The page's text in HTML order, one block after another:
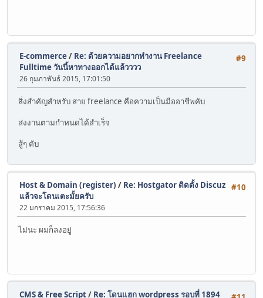
#9
E-commerce/ Re: ด้วยความอยากทำงาน Freelance
Fulltime วันนี้หาทางออกได้แล้วววว
26 กุมภาพันธ์ 2015, 17:01:50
สิ่งสำคัญสำหรับ สาย freelance คือความเป็นมืออาชีพคับ
ส่งงานตามกำหนดได้สำเร็จ
สู้ๆ คับ
#10
Host & Domain (register) / Re: Hostgator ติดตั้ง Discuz
แล้วจะโดนเตะมั้ยครับ
22 มกราคม 2015, 17:56:36
ไม่นะ ผมก็ลงอยู่
CMS & Free Script/ Re: โดนแฮก wordpress รอบที่ 1894